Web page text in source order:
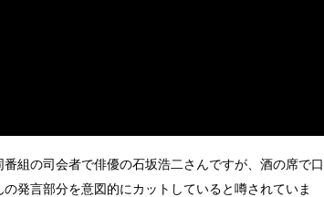
組の司会者で俳優の石坂浩二さんですが、酒の席で口
発言部分を意図的にカットしていると噂されていま